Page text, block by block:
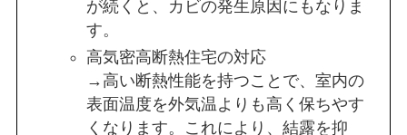
が続くと、カビの発生原因にもなりま
す。
高気密高断熱住宅の対応
→高い断熱性能を持つことで、室内の
表面温度を外気温よりも高く保ちやす
くなります。これにより、結露を抑